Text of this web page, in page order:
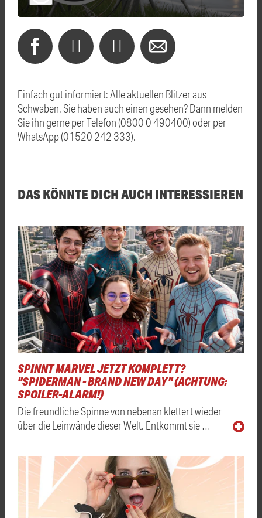
Einfach gut informiert: Alle aktuellen Blitzer aus
Schwaben. Sie haben auch einen gesehen? Dann melden
Sie ihn gerne per Telefon (0800 0 490400) oder per
WhatsApp (01520 242 333).
DAS KÖNNTE DICH AUCH INTERESSIEREN
SPINNT MARVEL JETZT KOMPLETT?
"SPIDERMAN - BRAND NEW DAY" (ACHTUNG:
SPOILER-ALARM!)
Die freundliche Spinne von nebenan klettert wieder
über die Leinwände dieser Welt. Entkommt sie …